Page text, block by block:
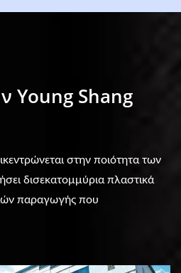
Young Shang
στην ποιότητα των
δισεκατομμύρια πλαστικά
παραγωγής που